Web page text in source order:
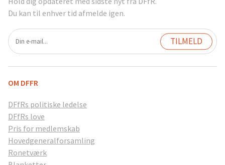
Du kan til enhver tid afmelde igen.
OM DFFR
DFfRs politiske ledelse
DFfRs love
Pris for medlemskab
Hovedgeneralforsamling
Ronetværk